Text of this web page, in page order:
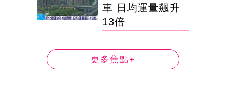
車 日均運量飆升
13倍
更多焦點+